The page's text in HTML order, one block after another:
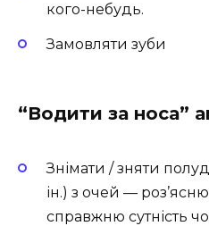
кого-небудь.
Замовляти зуби
“Водити за носа”
Знімати / зняти
ін.) з очей —
справжню сутність